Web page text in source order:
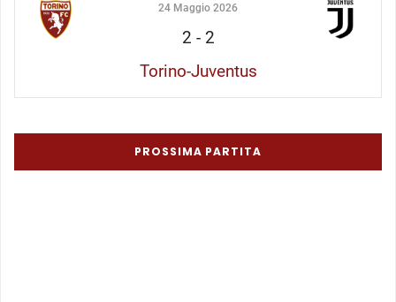
24 Maggio 2026
2 - 2
Torino-Juventus
PROSSIMA PARTITA